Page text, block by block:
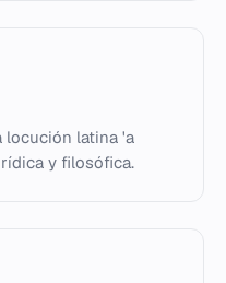
locución latina 'a
y filosófica.